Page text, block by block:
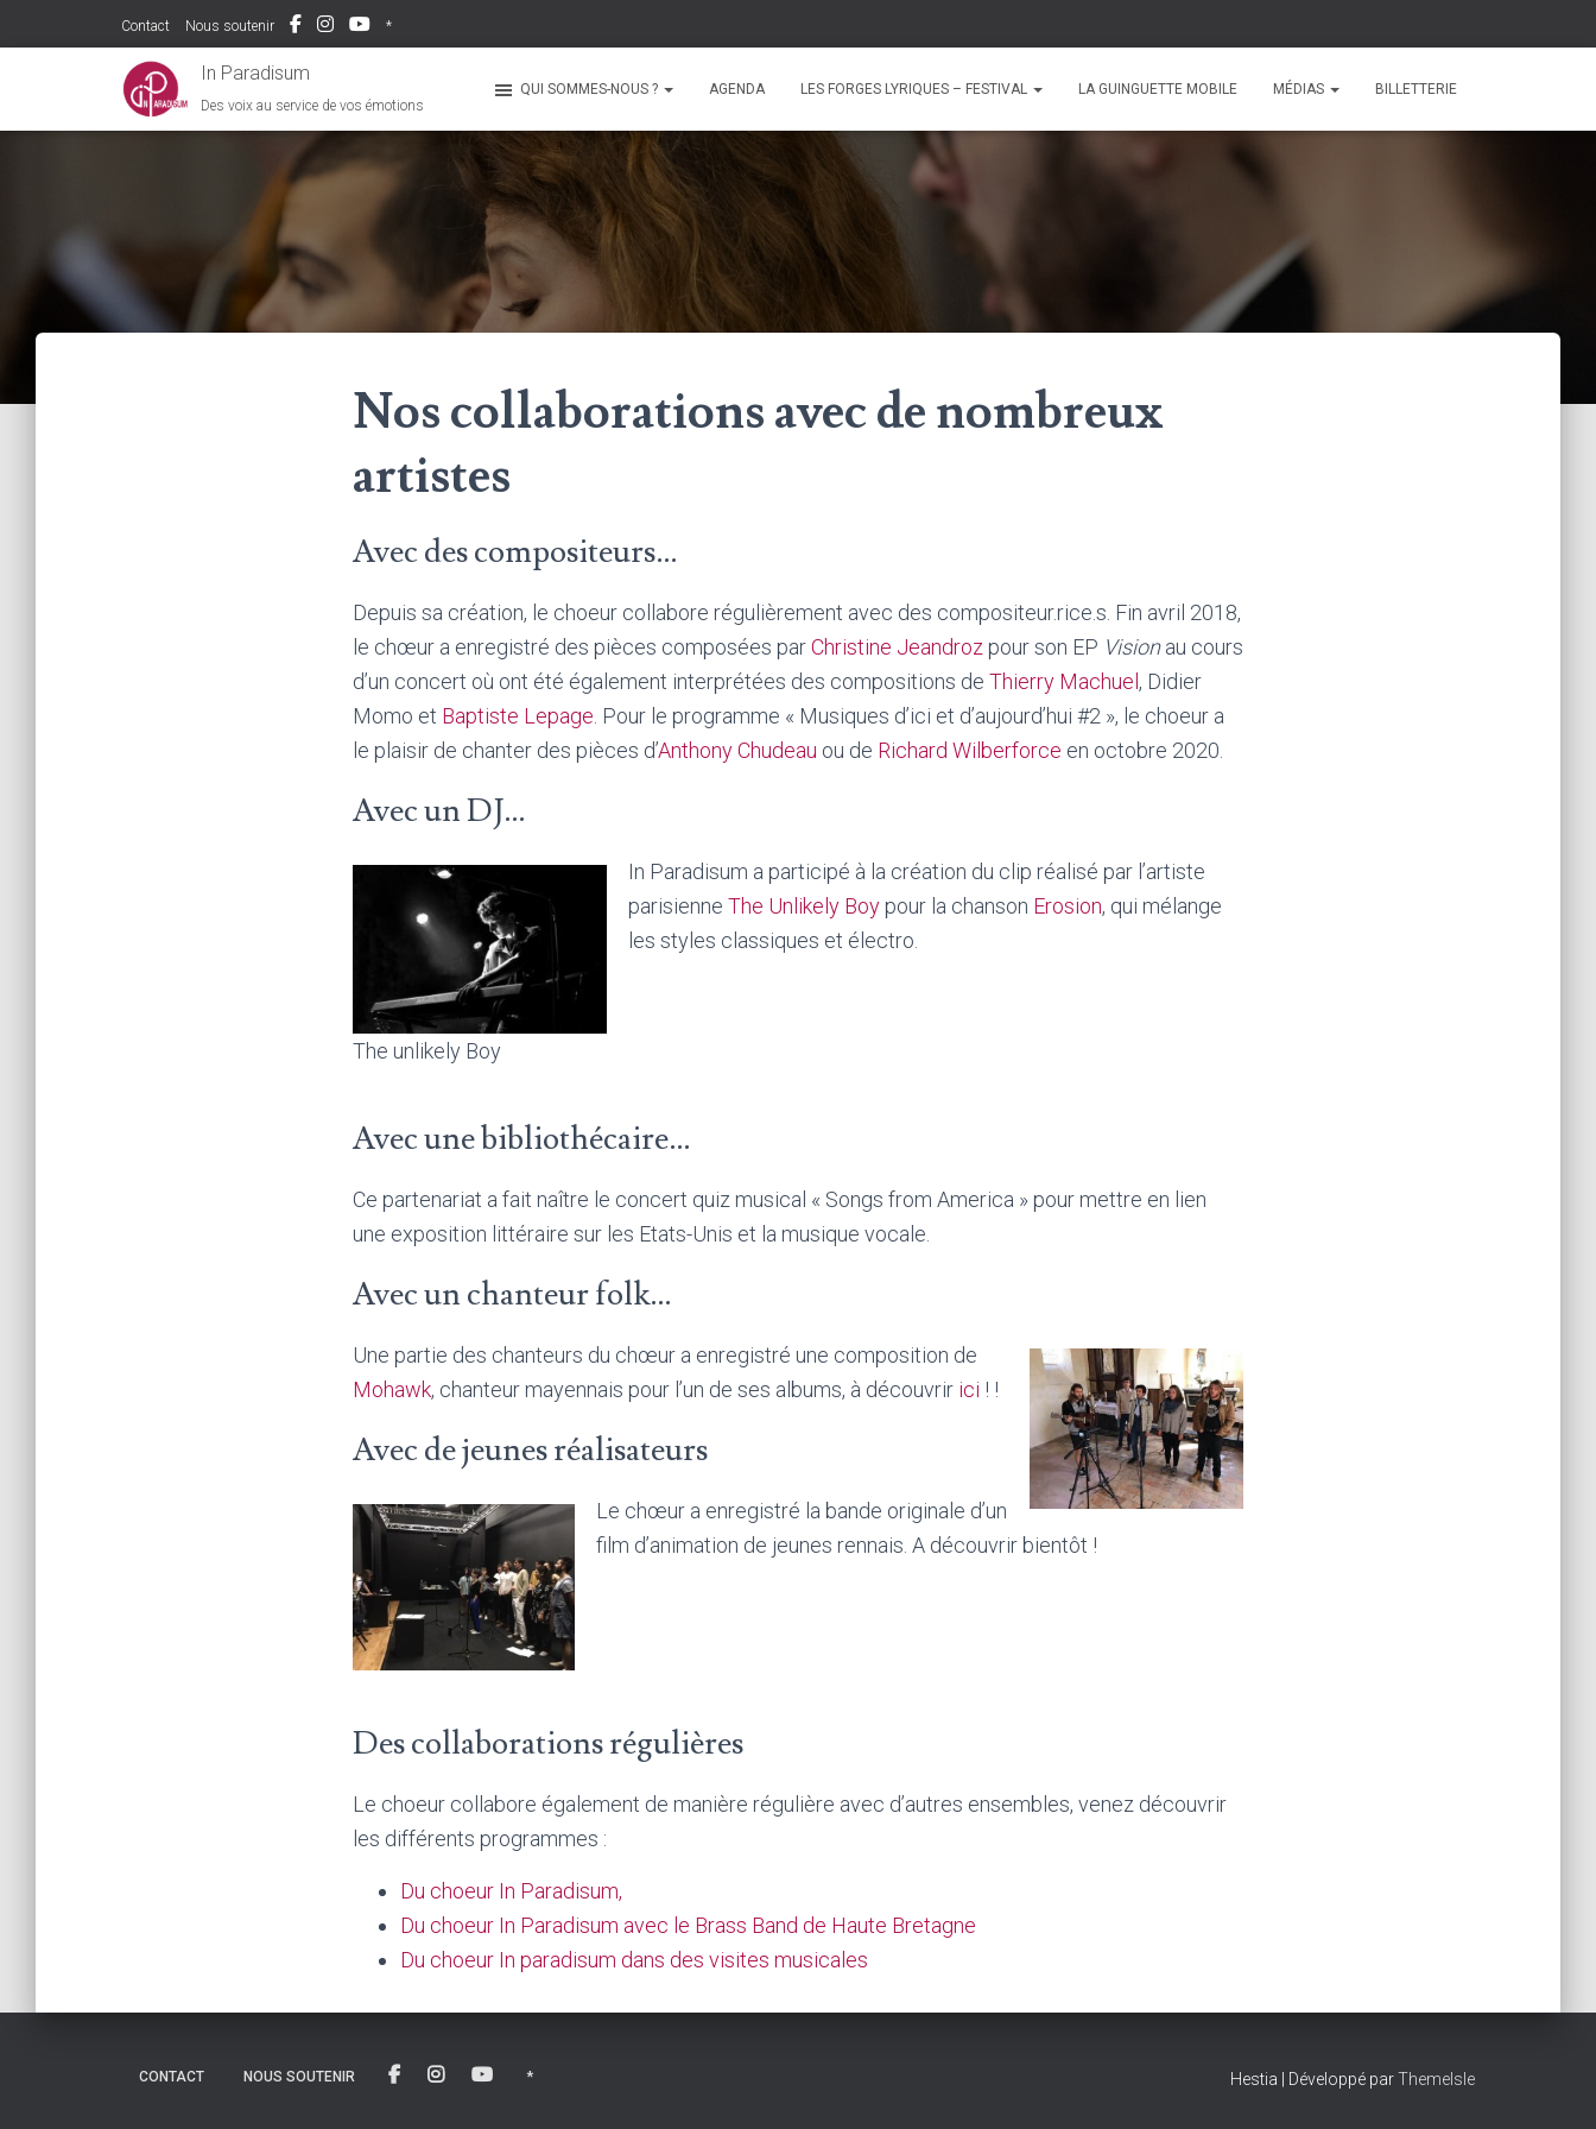
Contact Nous soutenir *
In Paradisum
Des voix au service de vos émotions
QUI SOMMES-NOUS ? AGENDA LES FORGES LYRIQUES – FESTIVAL LA GUINGUETTE MOBILE MÉDIAS BILLETTERIE
Nos collaborations avec de nombreux
artistes
Avec des compositeurs…
Depuis sa création, le choeur collabore régulièrement avec des compositeur.rice.s. Fin avril 2018,
le chœur a enregistré des pièces composées parChristine Jeandroz pour son EP Visionau cours
d’un concert où ont été également interprétées des compositions de Thierry Machuel , Didier
Momo et Baptiste Lepage . Pour le programme « Musiques d’ici et d’aujourd’hui #2 », le choeur a
le plaisir de chanter des pièces d’Anthony Chudeau ou de Richard Wilberforce en octobre 2020.
Avec un DJ…
The unlikely Boy
In Paradisum a participé à la création du clip réalisé par l’artiste
parisienne The Unlikely Boy pour la chanson Erosion, qui mélange
les styles classiques et électro.
Avec une bibliothécaire…
Ce partenariat a fait naître le concert quiz musical « Songs from America » pour mettre en lien
une exposition littéraire sur les Etats-Unis et la musique vocale.
Avec un chanteur folk…
Une partie des chanteurs du chœur a enregistré une composition de
Mohawk, chanteur mayennais pour l’un de ses albums, à découvrir ici ! !
Avec de jeunes réalisateurs
Le chœur a enregistré la bande originale d’un
film d’animation de jeunes rennais. A découvrir bientôt !
Des collaborations régulières
Le choeur collabore également de manière régulière avec d’autres ensembles, venez découvrir
les différents programmes :
Du choeur In Paradisum,
Du choeur In Paradisum avec le Brass Band de Haute Bretagne
Du choeur In paradisum dans des visites musicales
CONTACT NOUS SOUTENIR * Hestia | Développé parThemeIsle